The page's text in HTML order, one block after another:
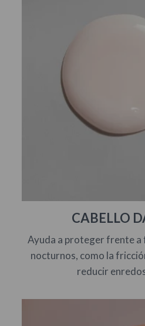
CABELLO
Ayuda a proteger frente
nocturnos, como la
reducir